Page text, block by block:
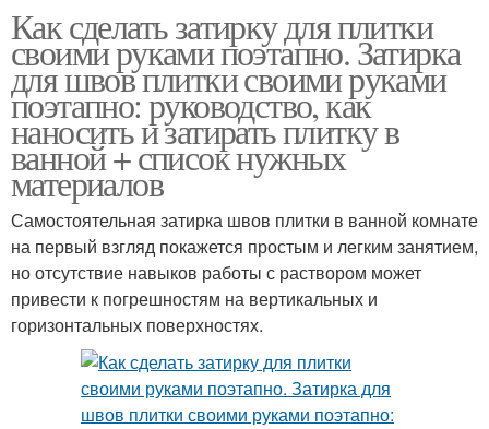
Как сделать затирку для плитки
своими руками поэтапно. Затирка
для швов плитки своими руками
поэтапно: руководство, как
наносить и затирать плитку в
ванной + список нужных
материалов
Самостоятельная затирка швов плитки в ванной комнате
на первый взгляд покажется простым и легким занятием,
но отсутствие навыков работы с раствором может
привести к погрешностям на вертикальных и
горизонтальных поверхностях.